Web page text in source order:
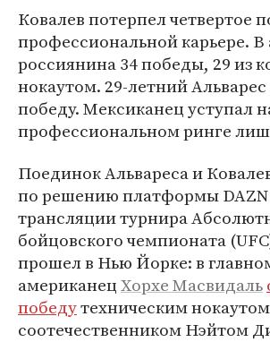
Ковалев потерпел четвертое
профессиональной карьере. В
россиянина 34 победы, 29 из
нокаутом. 29-летний
победу. Мексиканец уступал
профессиональном ринге
Поединок Альвареса и
по решению платформы DAZN
трансляции турнира
бойцовского чемпионата
прошел в Нью Йорке: в
американецХорхе Масвидаль
победутехническим
соотечественником Нэйтом